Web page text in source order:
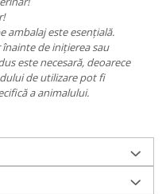
ambalaj este esențială.
de inițierea sau
este necesară, deoarece
de utilizare pot fi
a animalului.